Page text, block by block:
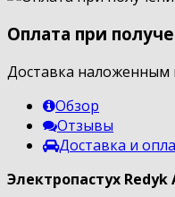
Оплата при
Доставка наложенным
Обзор
Отзывы
Доставка и
Электропастух